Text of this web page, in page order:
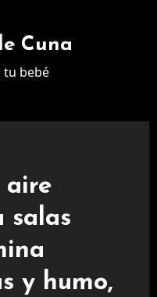
Cuna
tu bebé
aire
salas
y humo,